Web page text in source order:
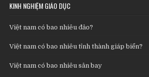
KINH NGHIỆM GIÁO DỤC
Việt nam có bao nhiêu đảo?
Việt nam có bao nhiêu tỉnh thành giáp biển?
Việt nam có bao nhiêu sân bay